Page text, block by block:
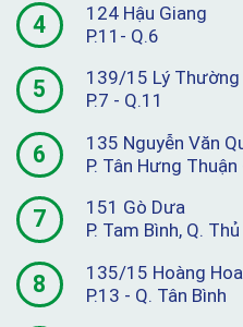
4
124 Hậu Giang
P.11- Q.6
5
139/15 Lý Thường
P.7 - Q.11
6
135 Nguyễn Văn
P. Tân Hưng Thuận
7
151 Gò Dưa
P. Tam Bình, Q.
8
135/15 Hoàng
P.13 - Q. Tân Bình